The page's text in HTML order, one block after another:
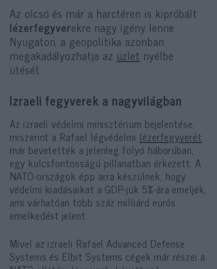
Az olcsó és már a harctéren is kipróbált
lézerfegyverekre nagy igény lenne
Nyugaton, a geopolitika azonban
megakadályozhatja az üzlet nyélbe
ütését.
Izraeli fegyverek a nagyvilágban
Az izraeli védelmi minisztérium bejelentése,
miszerint a Rafael légvédelmi lézerfegyverét
már bevetették a jelenleg folyó háborúban,
egy kulcsfontosságú pillanatban érkezett. A
NATO-országok épp arra készülnek, hogy
védelmi kiadásaikat a GDP-jük 5%-ára emeljék,
ami várhatóan több száz milliárd eurós
emelkedést jelent.
Mivel az izraeli Rafael Advanced Defense
Systems és Elbit Systems cégek már részei a